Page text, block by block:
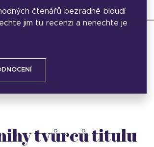
čtenářů bezradně bloudí
jim tu recenzi a nenechte je
tvůrců titulu